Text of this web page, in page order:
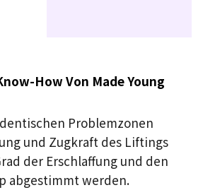
How Von Made Young
Problemzonen
und Zugkraft des Liftings
der Erschlaffung und den
abgestimmt werden.